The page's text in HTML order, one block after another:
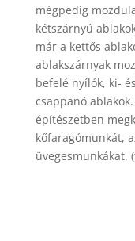
mégpedig
kétszárnyú
már a kettős
ablakszárnyak
befelé nyílók, ki-
csappanó
építészetben
kőfaragómunkát,
üvegesmunkákat.